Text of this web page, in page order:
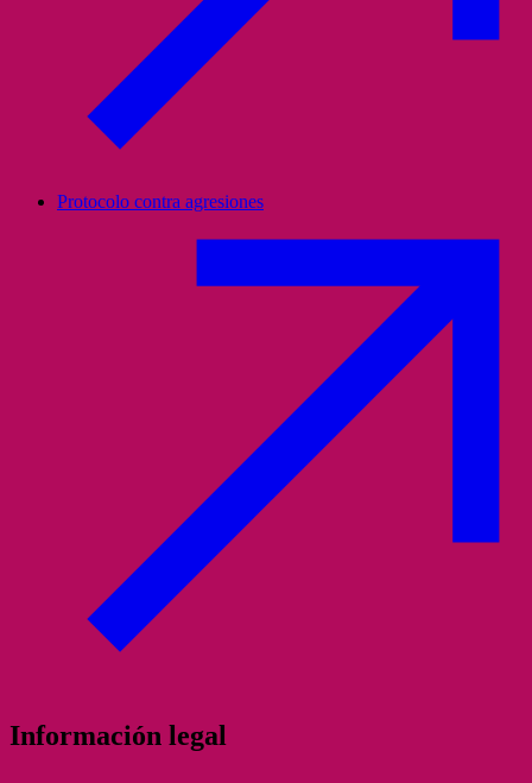
Protocolo contra agresiones
Información legal